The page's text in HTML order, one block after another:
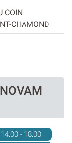
COIN
CHAMOND
14:00 - 18:00